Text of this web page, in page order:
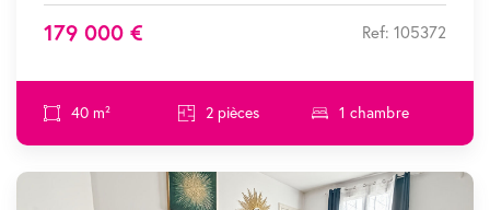
179 000 € Ref: 105372
40 m² 2 pièces 1 chambre